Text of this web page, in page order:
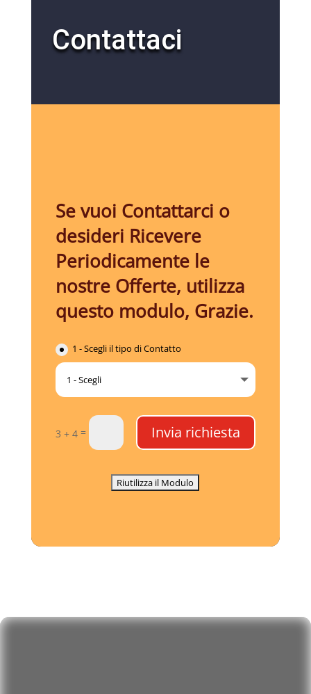
Contattaci
Se vuoi Contattarci o
desideri Ricevere
Periodicamente le
nostre Offerte, utilizza
questo modulo, Grazie.
1 - Scegli il tipo di Contatto
3 + 4 = Invia richiesta